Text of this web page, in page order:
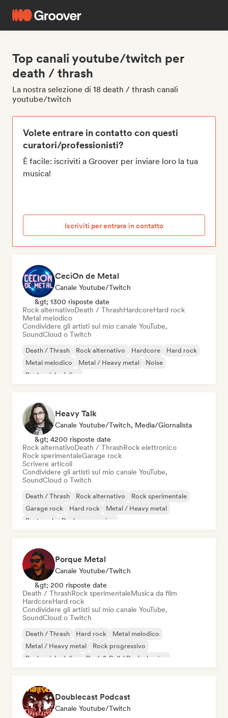
Top canali youtube/twitch per
death / thrash
La nostra selezione di 18 death / thrash canali
youtube/twitch
Volete entrare in contatto con questi
curatori/professionisti?
È facile: iscriviti a Groover per inviare loro la tua
musica!
Iscriviti per entrare in contatto
CeciOn de Metal
Canale Youtube/Twitch
&gt; 1300 risposte date
Rock alternativoDeath / ThrashHardcoreHard rock
Metal melodico
Condividere gli artisti sul mio canale YouTube,
SoundCloud o Twitch
Death / Thrash Rock alternativo Hardcore
Hard rock
Metal melodico
Metal / Heavy metal
Noise
Rock psichedelico
Heavy Talk
Canale Youtube/Twitch, Media/Giornalista
&gt; 4200 risposte date
Rock alternativoDeath / ThrashRock elettronico
Rock sperimentaleGarage rock
Scrivere articoli
Condividere gli artisti sul mio canale YouTube,
SoundCloud o Twitch
Death / Thrash Rock alternativo
Rock sperimentale
Garage rock
Hard rock
Metal / Heavy metal
Post punk
Rock progressivo
Porque Metal
Canale Youtube/Twitch
&gt; 200 risposte date
Death / ThrashRock sperimentaleMusica da film
HardcoreHard rock
Condividere gli artisti sul mio canale YouTube,
SoundCloud o Twitch
Death / Thrash Hard rock
Metal melodico
Metal / Heavy metal
Rock progressivo
Rock psichedelico
Rock & Roll / Rock classico
Doublecast Podcast
Canale Youtube/Twitch